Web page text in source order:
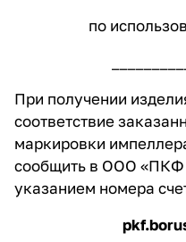
по
При получении
соответствие
маркировки
сообщить в ООО «ПКФ
указанием номера